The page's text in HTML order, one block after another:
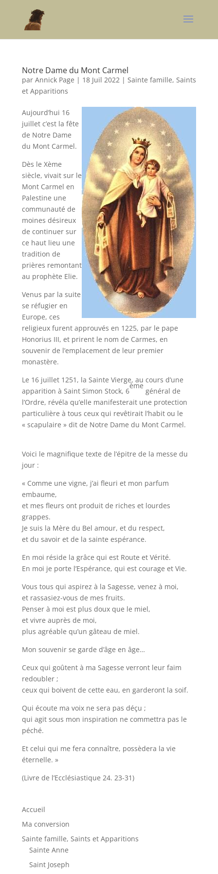
Notre Dame du Mont Carmel
par Annick Page | 18 Juil 2022| Sainte famille, Saints
et Apparitions
Aujourd’hui 16
juillet c’est la fête
de Notre Dame
du Mont Carmel.
Dès le Xème
siècle, vivait sur le
Mont Carmel en
Palestine une
communauté de
moines désireux
de continuer sur
ce haut lieu une
tradition de
prières remontant
au prophète Elie.
Venus par la suite
se réfugier en
Europe, ces
religieux furent approuvés en 1225, par le pape
Honorius III, et prirent le nom de Carmes, en
souvenir de l’emplacement de leur premier
monastère.
Le 16 juillet 1251, la Sainte Vierge, au cours d’une
apparition à Saint Simon Stock, 6
ème
général de
l’Ordre, révéla qu’elle manifesterait une protection
particulière à tous ceux qui revêtirait l’habit ou le
« scapulaire » dit de Notre Dame du Mont Carmel.
Voici le magnifique texte de l’épitre de la messe du
jour :
« Comme une vigne, j’ai fleuri et mon parfum
embaume,
et mes fleurs ont produit de riches et lourdes
grappes.
Je suis la Mère du Bel amour, et du respect,
et du savoir et de la sainte espérance.
En moi réside la grâce qui est Route et Vérité.
En moi je porte l’Espérance, qui est courage et Vie.
Vous tous qui aspirez à la Sagesse, venez à moi,
et rassasiez-vous de mes fruits.
Penser à moi est plus doux que le miel,
et vivre auprès de moi,
plus agréable qu’un gâteau de miel.
Mon souvenir se garde d’âge en âge…
Ceux qui goûtent à ma Sagesse verront leur faim
redoubler ;
ceux qui boivent de cette eau, en garderont la soif.
Qui écoute ma voix ne sera pas déçu ;
qui agit sous mon inspiration ne commettra pas le
péché.
Et celui qui me fera connaître, possèdera la vie
éternelle. »
(Livre de l’Ecclésiastique 24. 23-31)
Accueil
Ma conversion
Sainte famille, Saints et Apparitions
Sainte Anne
Saint Joseph